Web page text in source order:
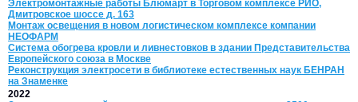
Электромонтажные работы Блюмарт в Торговом комплексе РИО,
Дмитровское шоссе д. 163
Монтаж освещения в новом логистическом комплексе компании
НЕОФАРМ
Система обогрева кровли и ливнестовков в здании Представительства
Европейского союза в Москве
Реконструкция электросети в библиотеке естественных наук БЕНРАН
на Знаменке
2022